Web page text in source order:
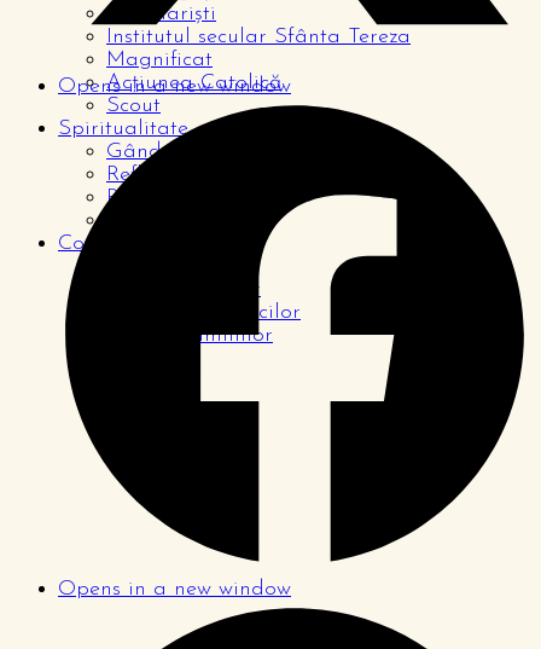
Seminariști
Institutul secular Sfânta Tereza
Magnificat
Acțiunea Catolică
Scout
Spiritualitate
Gândul zilei
Reflecții
Rugăciuni
Comunitate
Pagina tinerilor
Pagina logodnicilor
Pagina familiilor
Opens in a new window
Opens in a new window